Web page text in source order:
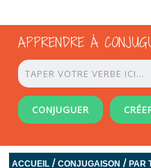
APPRENDRE À
CONJUGUER
ACCUEIL /CONJUGAISON /PAR